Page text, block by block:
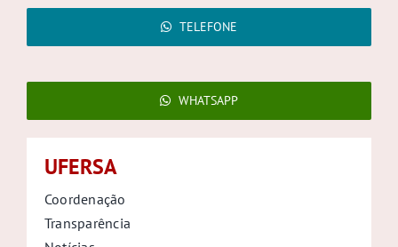
TELEFONE
WHATSAPP
UFERSA
Coordenação
Transparência